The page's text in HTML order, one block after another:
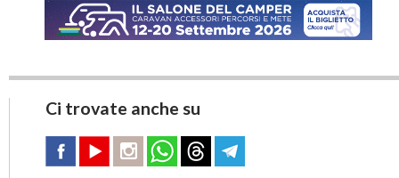
Ci trovate anche su